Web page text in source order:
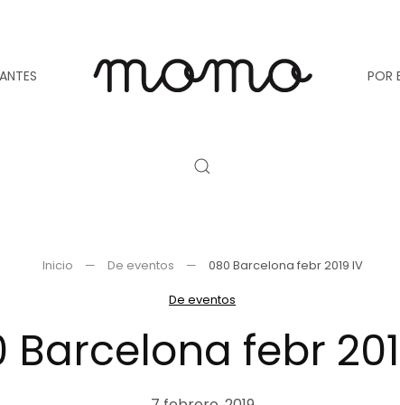
POR
Inicio De eventos
080 Barcelona febr 2019 IV
De eventos
Barcelona febr